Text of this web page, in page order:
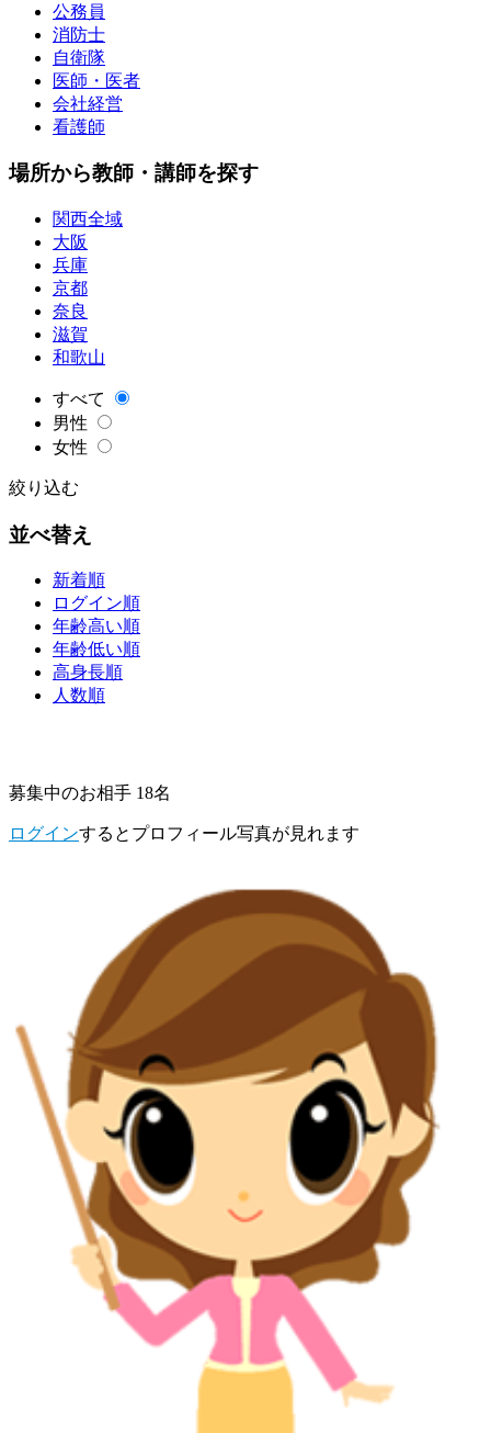
公務員
消防士
自衛隊
医師・医者
会社経営
看護師
場所から教師・講師を探す
関西全域
大阪
兵庫
京都
奈良
滋賀
和歌山
すべて
男性
女性
絞り込む
並べ替え
新着順
ログイン順
年齢高い順
年齢低い順
高身長順
人数順
募集中のお相手 18名
ログインするとプロフィール写真が見れます